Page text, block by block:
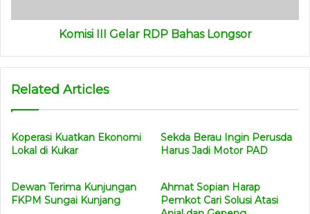
Komisi III Gelar RDP Bahas Longsor
Related Articles
Koperasi Kuatkan Ekonomi
Lokal di Kukar
Sekda Berau Ingin Perusda
Harus Jadi Motor PAD
Dewan Terima Kunjungan
FKPM Sungai Kunjang
Ahmat Sopian Harap
Pemkot Cari Solusi Atasi